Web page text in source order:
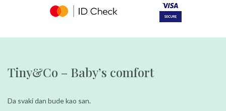
Tiny&Co – Baby’s comfort
Da svaki dan bude kao san.